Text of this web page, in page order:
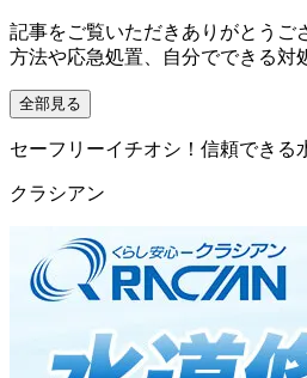
記事をご覧いただきありがとうご
方法や応急処置、自分でできる対
全部見る
セーフリーイチオシ！信頼できる
クラシアン